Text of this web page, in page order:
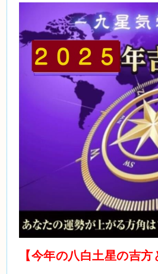
【今年の八白土星の吉方